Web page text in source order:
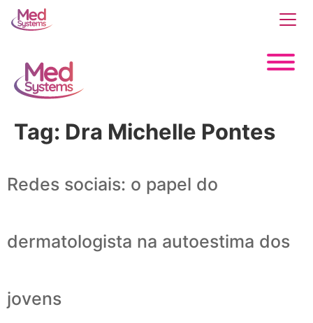
Tag: Dra Michelle Pontes
Redes sociais: o papel do
dermatologista na autoestima dos
jovens